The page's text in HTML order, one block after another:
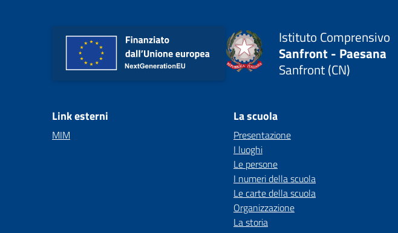
Istituto Comprensivo
Sanfront - Paesana
Sanfront (CN)
Link esterni
MIM
La scuola
Presentazione
I luoghi
Le persone
I numeri della scuola
Le carte della scuola
Organizzazione
La storia